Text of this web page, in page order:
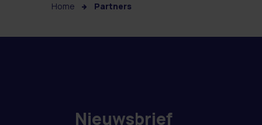
Home Partners
Nieuwsbrief